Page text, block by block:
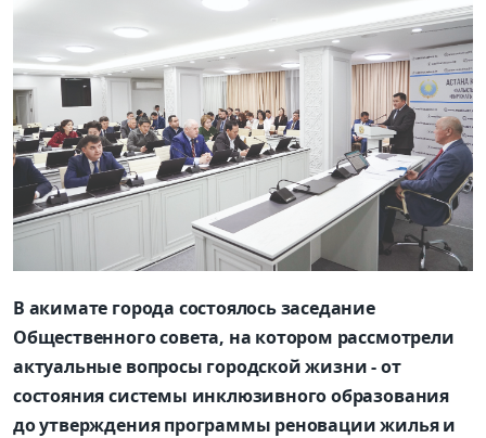
В акимате города состоялось заседание
Общественного совета, на котором рассмотрели
актуальные вопросы городской жизни - от
состояния системы инклюзивного образования
до утверждения программы реновации жилья и